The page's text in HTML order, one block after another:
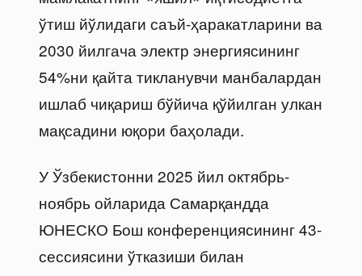
ўтиш йўлидаги саъй-ҳаракатларини ва
2030 йилгача электр энергиясининг
54%ни қайта тикланувчи манбалардан
ишлаб чиқариш бўйича қўйилган улкан
мақсадини юқори баҳолади.
У Ўзбекистонни 2025 йил октябрь-
ноябрь ойларида Самарқандда
ЮНЕСКО Бош конференциясининг 43-
сессиясини ўтказиши билан